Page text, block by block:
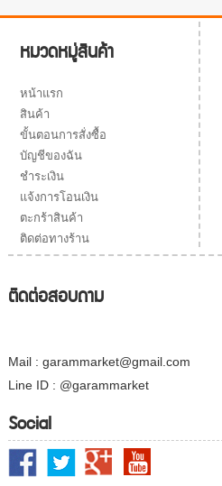
หมวดหมู่สินค้า
หน้าแรก
สินค้า
ขั้นตอนการสั่งซื้อ
บัญชีของฉัน
ชำระเงิน
แจ้งการโอนเงิน
ตะกร้าสินค้า
ติดต่อทางร้าน
ติดต่อสอบถาม
Mail : garammarket@gmail.com
Line ID : @garammarket
Social